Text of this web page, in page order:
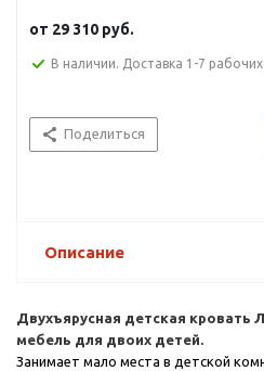
от 29 310 руб.
В наличии. Доставка 1-7
Поделиться
Описание
Двухъярусная детская кровать
мебель для двоих детей.
Занимает мало места в детской